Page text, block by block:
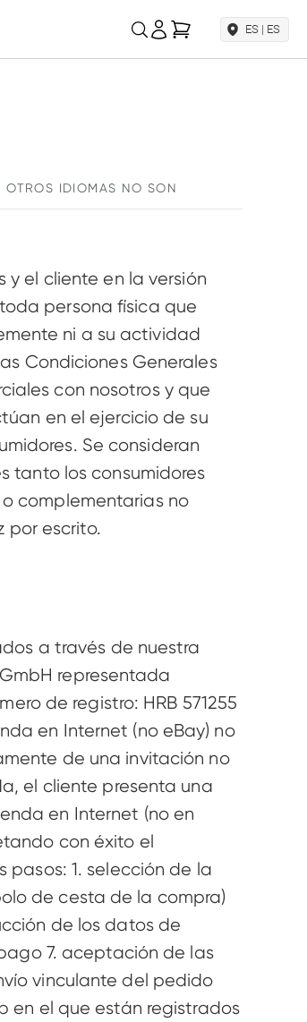
Simulator
LSD Doors
Mi cesta ES | ES
OTROS IDIOMAS NO SON
y el cliente en la versión
persona física que
ni a su actividad
Condiciones Generales
con nosotros y que
en el ejercicio de su
Se consideran
tanto los consumidores
complementarias no
por escrito.
a través de nuestra
representada
de registro: HRB 571255
en Internet (no eBay) no
de una invitación no
el cliente presenta una
en Internet (no en
con éxito el
1. selección de la
de cesta de la compra)
de los datos de
7. aceptación de las
vinculante del pedido
en el que están registrados